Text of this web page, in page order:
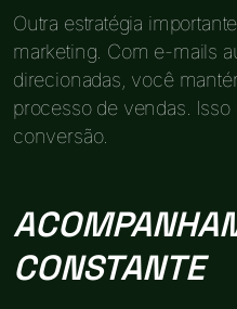
Outra estratégia
marketing. Com e-mails
direcionadas, você
processo de vendas.
conversão.
CONSTANTE